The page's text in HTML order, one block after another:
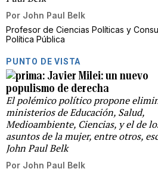
Por John Paul Belk
Profesor de Ciencias Políticas y
Política Pública
PUNTO DE VISTA
Javier Milei: un nuevo
populismo de derecha
El polémico político propone
ministerios de Educación, Salud,
Medioambiente, Ciencias, y el de
asuntos de la mujer, entre otros,
John Paul Belk
Por John Paul Belk